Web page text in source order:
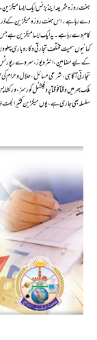
ہفت روزہ شریعہ اینڈ بزنس ایک ایسا
دے رہا ہے۔ اس ہفت روزہ میگزین کے ذریعے
کام دے رہا ہے۔ یہ ایک ایسا میگزین ہے جس
کہانیوں سمیت مختلف تجارتی و کاروباری
کے لیے مضامین،انٹرویوز، سروے رپورٹس
تجارتی آگاہی ،شرعی مسائل،حلال و حرام
ملک بھر میں وقتا فوقتا پروفیشنل کورسز،
سلسلہ بھی جاری ہے، یوں میگزین کثیر